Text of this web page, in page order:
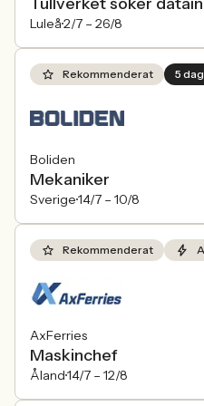
Tullverket söker
Luleå2/7 – 26/8
Rekommenderat 5
Boliden
Mekaniker
Sverige14/7 – 10/8
Rekommenderat
AxFerries
Maskinchef
Åland14/7 – 12/8